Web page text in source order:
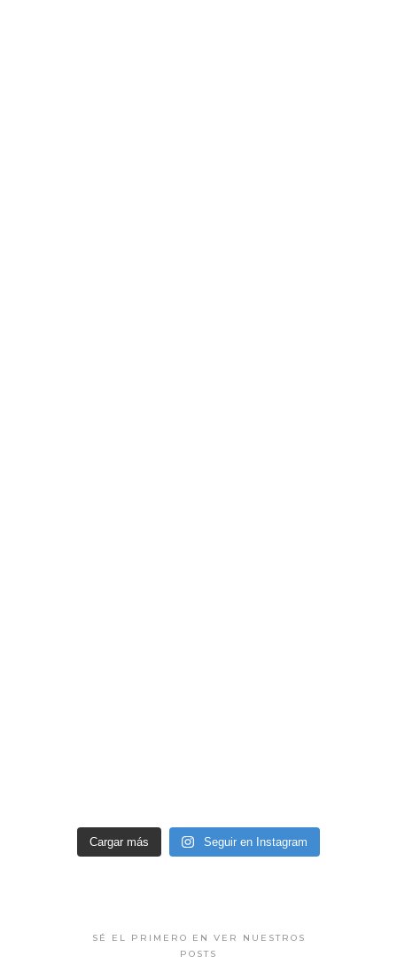
Cargar más Seguir en Instagram
SÉ EL PRIMERO EN VER NUESTROS
POSTS